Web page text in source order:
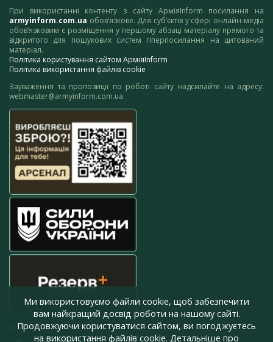
При використанні контенту з сайту АрміяInform посилання на
armyinform.com.ua обов’язкове. Для суб’єктів у сфері онлайн-медіа
обов’язковим є розміщення у першому абзаці матеріалу прямого та
відкритого для пошукових систем гіперпосилання на цитований
матеріал.
Політика користування сайтом АрміяInform
Політика використання файлів cookie
Зауваження та пропозиції по роботі сайту надсилайте на адресу:
webmaster@armyinform.com.ua
press@armyinform.com.ua
Ми використовуємо файли cookie, щоб забезпечити
вам найкращий досвід роботи на нашому сайті.
Продовжуючи користуватися сайтом, ви погоджуєтесь
на використання файлів cookie. Детальніше про